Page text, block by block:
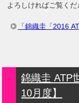
よろしければご覧くだ
「錦織圭「2016
錦織圭 ATP
10月度】